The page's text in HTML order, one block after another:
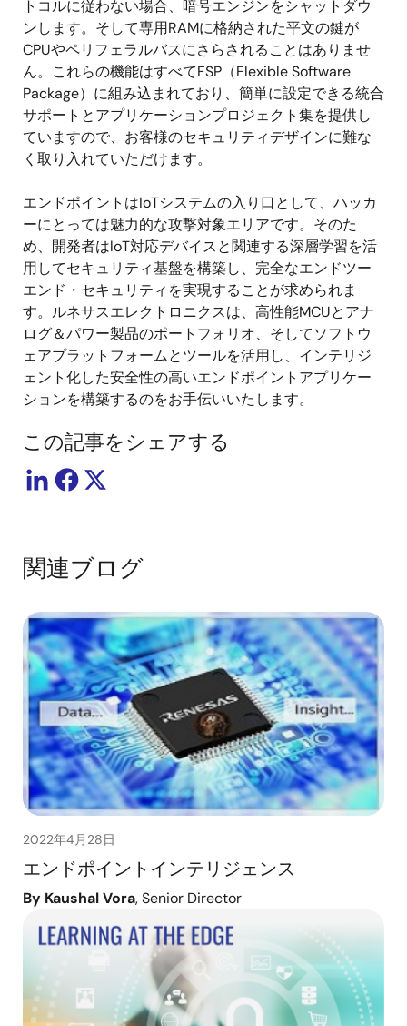
トコルに従わない場合、暗号エンジンをシャットダウ
ンします。そして専用RAMに格納された平文の鍵が
CPUやペリフェラルバスにさらされることはありませ
ん。これらの機能はすべてFSP（Flexible Software
Package）に組み込まれており、簡単に設定できる統合
サポートとアプリケーションプロジェクト集を提供し
ていますので、お客様のセキュリティデザインに難な
く取り入れていただけます。
エンドポイントはIoTシステムの入り口として、ハッカ
ーにとっては魅力的な攻撃対象エリアです。そのた
め、開発者はloT対応デバイスと関連する深層学習を活
用してセキュリティ基盤を構築し、完全なエンドツー
エンド・セキュリティを実現することが求められま
す。ルネサスエレクトロニクスは、高性能MCUとアナ
ログ＆パワー製品のポートフォリオ、そしてソフトウ
ェアプラットフォームとツールを活用し、インテリジ
ェント化した安全性の高いエンドポイントアプリケー
ションを構築するのをお手伝いいたします。
この記事をシェアする
関連ブログ
2022年4月28日
エンドポイントインテリジェンス
By Kaushal Vora, Senior Director